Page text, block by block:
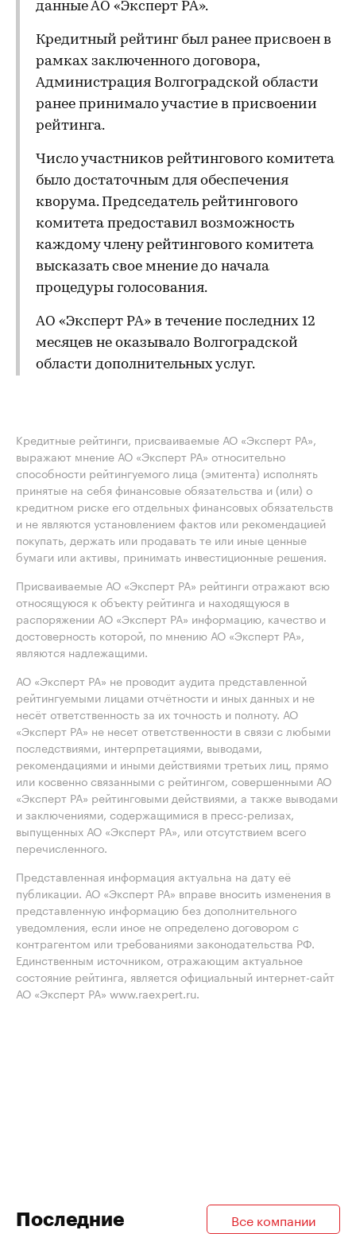
данные АО «Эксперт РА».
Кредитный рейтинг был ранее присвоен в
рамках заключенного договора,
Администрация Волгоградской области
ранее принимало участие в присвоении
рейтинга.
Число участников рейтингового комитета
было достаточным для обеспечения
кворума. Председатель рейтингового
комитета предоставил возможность
каждому члену рейтингового комитета
высказать свое мнение до начала
процедуры голосования.
АО «Эксперт РА» в течение последних 12
месяцев не оказывало Волгоградской
области дополнительных услуг.
Кредитные рейтинги, присваиваемые АО «Эксперт РА»,
выражают мнение АО «Эксперт РА» относительно
способности рейтингуемого лица (эмитента) исполнять
принятые на себя финансовые обязательства и (или) о
кредитном риске его отдельных финансовых обязательств
и не являются установлением фактов или рекомендацией
покупать, держать или продавать те или иные ценные
бумаги или активы, принимать инвестиционные решения.
Присваиваемые АО «Эксперт РА» рейтинги отражают всю
относящуюся к объекту рейтинга и находящуюся в
распоряжении АО «Эксперт РА» информацию, качество и
достоверность которой, по мнению АО «Эксперт РА»,
являются надлежащими.
АО «Эксперт РА» не проводит аудита представленной
рейтингуемыми лицами отчётности и иных данных и не
несёт ответственность за их точность и полноту. АО
«Эксперт РА» не несет ответственности в связи с любыми
последствиями, интерпретациями, выводами,
рекомендациями и иными действиями третьих лиц, прямо
или косвенно связанными с рейтингом, совершенными АО
«Эксперт РА» рейтинговыми действиями, а также выводами
и заключениями, содержащимися в пресс-релизах,
выпущенных АО «Эксперт РА», или отсутствием всего
перечисленного.
Представленная информация актуальна на дату её
публикации. АО «Эксперт РА» вправе вносить изменения в
представленную информацию без дополнительного
уведомления, если иное не определено договором с
контрагентом или требованиями законодательства РФ.
Единственным источником, отражающим актуальное
состояние рейтинга, является официальный интернет-сайт
АО «Эксперт РА» www.raexpert.ru.
Последние
Все компании